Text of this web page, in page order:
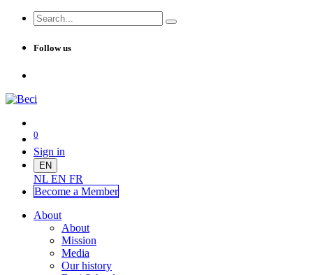
Follow us
0
Sign in
EN
NL EN FR
Become a Member
About
About
Mission
Media
Our history